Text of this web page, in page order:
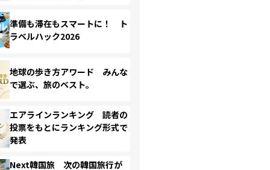
準備も滞在もスマートに！ ト
ラベルハック2026
地球の歩き方アワード みんな
で選ぶ、旅のベスト。
エアラインランキング 読者の
投票をもとにランキング形式で
発表
Next韓国旅 次の韓国旅行が